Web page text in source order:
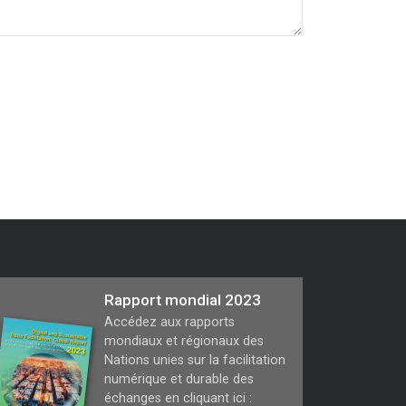
Rapport mondial 2023
Accédez aux rapports
mondiaux et régionaux des
Nations unies sur la facilitation
numérique et durable des
échanges en cliquant ici :